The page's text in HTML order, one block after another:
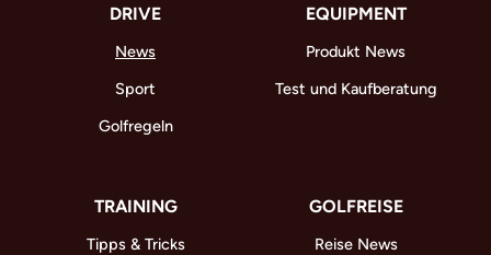
DRIVE
News
Sport
Golfregeln
EQUIPMENT
Produkt News
Test und Kaufberatung
TRAINING
Tipps & Tricks
GOLFREISE
Reise News